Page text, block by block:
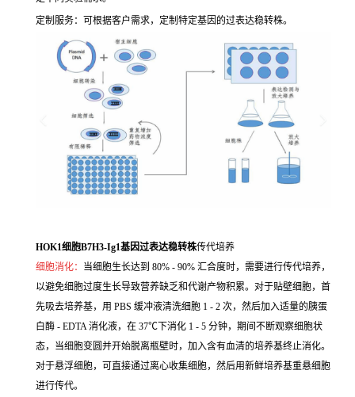
定制服务：可根据客户需求，定制特定基因的过表达稳转株。
HOK1细胞B7H3-Ig1基因过表达稳转株传代培养
细胞消化： 当细胞生长达到 80% - 90% 汇合度时，需要进行传代培养，
以避免细胞过度生长导致营养缺乏和代谢产物积累。对于贴壁细胞，首
先吸去培养基，用 PBS 缓冲液清洗细胞 1 - 2 次，然后加入适量的胰蛋
白酶 - EDTA 消化液，在 37℃下消化 1 - 5 分钟，期间不断观察细胞状
态，当细胞变圆并开始脱离瓶壁时，加入含有血清的培养基终止消化。
对于悬浮细胞，可直接通过离心收集细胞，然后用新鲜培养基重悬细胞
进行传代。